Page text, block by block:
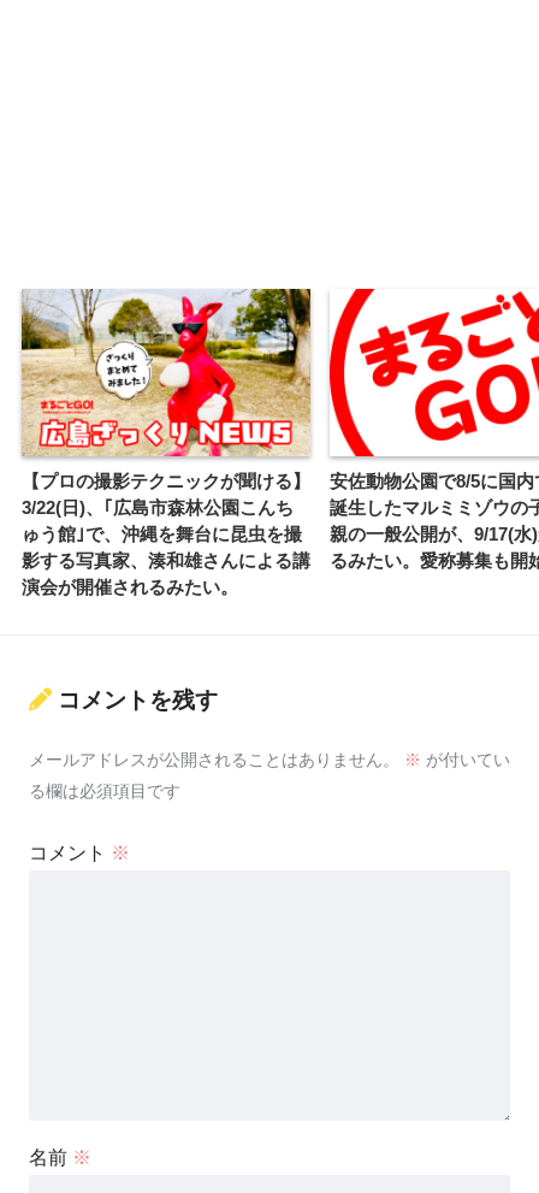
【プロの撮影テクニックが聞ける】
3/22(日)、｢広島市森林公園こんち
ゅう館｣で、沖縄を舞台に昆虫を撮
影する写真家、湊和雄さんによる講
演会が開催されるみたい。
安佐動物公園で8/5に国
誕生したマルミミゾウの
親の一般公開が、9/17(水
るみたい。愛称募集も開
コメントを残す
メールアドレスが公開されることはありません。 ※ が付いてい
る欄は必須項目です
コメント ※
名前 ※